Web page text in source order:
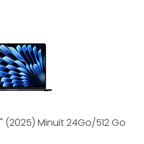
(2025) Minuit 24Go/512 Go